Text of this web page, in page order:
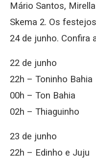
Mário Santos,
Skema 2. Os
24 de junho. Confira
22 de junho
22h – Toninho Bahia
00h – Ton Bahia
02h – Thiaguinho
23 de junho
22h – Edinho e Juju